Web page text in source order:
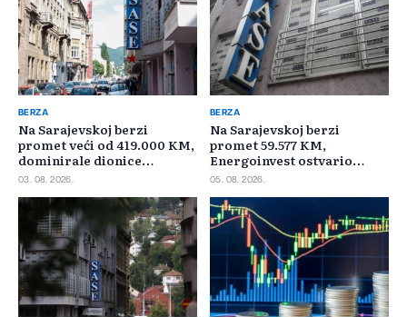
BERZA
Na Sarajevskoj berzi
promet veći od 419.000 KM,
dominirale dionice
Privredne banke Sarajevo
03. 08. 2026.
BERZA
Na Sarajevskoj berzi
promet 59.577 KM,
Energoinvest ostvario
najveći promet
05. 08. 2026.